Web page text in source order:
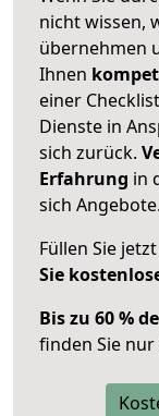
nicht wissen,
übernehmen
Ihnen
einer
Dienste in
sich zurück.
Erfahrung in
sich Angebote.
Füllen Sie
Sie
Bis zu 60 %
finden Sie nur